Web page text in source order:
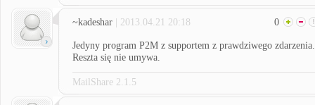
~kadeshar | 2013.04.21 20:18 0
Jedyny program P2M z supportem z prawdziwego zdarzenia.
Reszta się nie umywa.
MailShare 2.1.5